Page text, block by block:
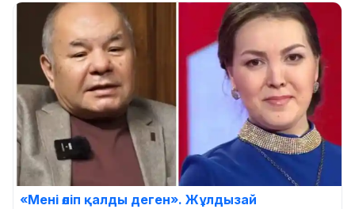
«Мені өліп қалды деген». Жұлдызай